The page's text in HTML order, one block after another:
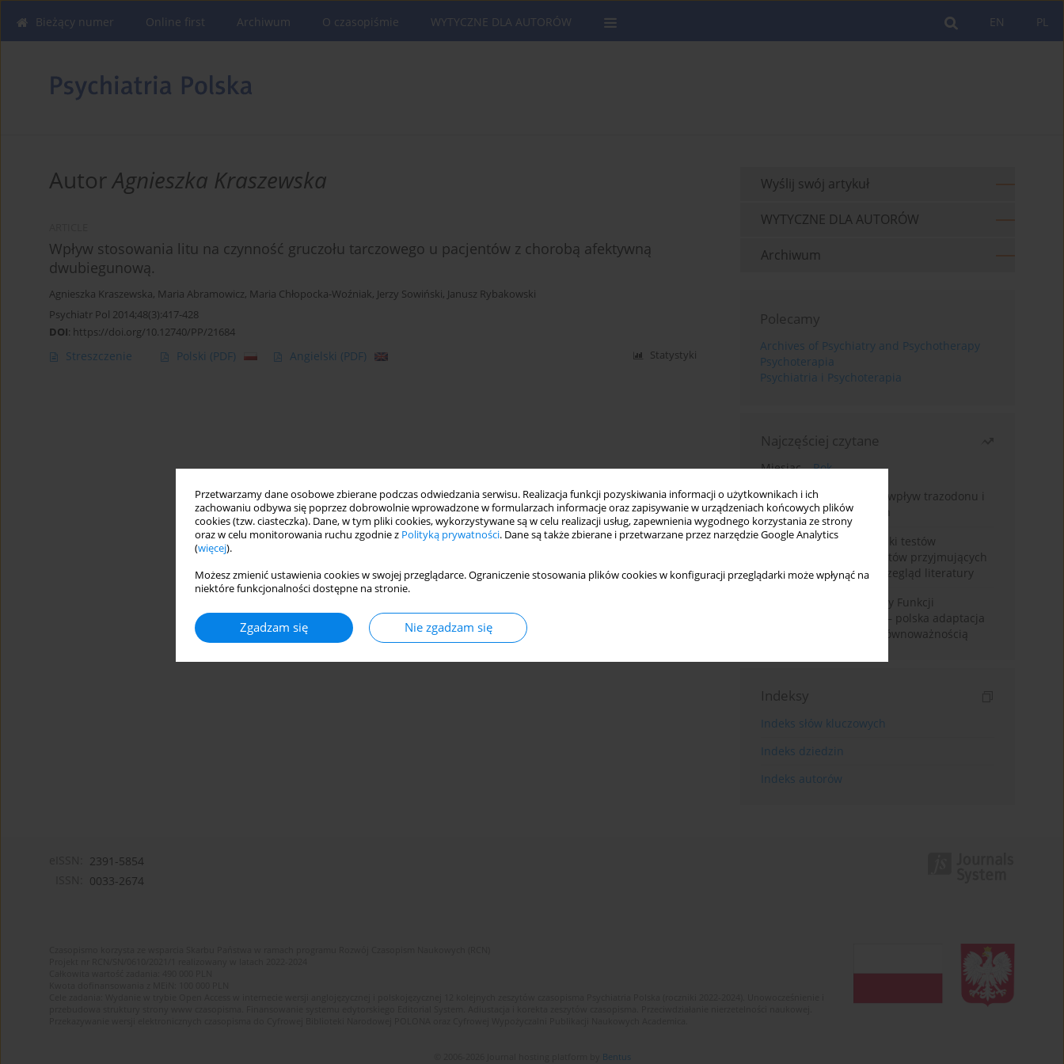
Przetwarzamy dane osobowe zbierane podczas odwiedzania serwisu. Realizacja funkcji pozyskiwania informacji o użytkownikach i ich
zachowaniu odbywa się poprzez dobrowolnie wprowadzone w formularzach informacje oraz zapisywanie w urządzeniach końcowych plików
cookies (tzw. ciasteczka). Dane, w tym pliki cookies, wykorzystywane są w celu realizacji usług, zapewnienia wygodnego korzystania ze strony
oraz w celu monitorowania ruchu zgodnie z Polityką prywatności. Dane są także zbierane i przetwarzane przez narzędzie Google Analytics
(więcej).
Możesz zmienić ustawienia cookies w swojej przeglądarce. Ograniczenie stosowania plików cookies w konfiguracji przeglądarki może wpłynąć na
niektóre funkcjonalności dostępne na stronie.
Zgadzam się Nie zgadzam się
PL
EN
Bieżący numer Online first Archiwum O czasopiśmie WYTYCZNE DLA AUTORÓW
AutorAgnieszka Kraszewska
Wpływ stosowania litu na czynność gruczołu tarczowego u pacjentów z chorobą afektywną
dwubiegunową.
Agnieszka Kraszewska, Maria Abramowicz, Maria Chłopocka-Woźniak, Jerzy Sowiński, Janusz Rybakowski
Psychiatr Pol 2014;48(3):417-428
DOI: https://doi.org/10.12740/PP/21684
Streszczenie Polski (PDF) Angielski (PDF) Statystyki
Wyślij swój artykuł
WYTYCZNE DLA AUTORÓW
Archiwum
Polecamy
Archives of Psychiatry and Psychotherapy
Psychoterapia
Psychiatria i Psychoterapia
Najczęściej czytane
Miesiąc
Rok
Leczenie bezsenności – wpływ trazodonu i
leków nasennych na sen
Fałszywie dodatnie wyniki testów
narkotykowych u pacjentów przyjmujących
leki psychotropowe – przegląd literatury
Montrealska Skala Oceny Funkcji
Poznawczych MoCA 7.2.– polska adaptacja
metody i badania nad równoważnością
Indeksy
Indeks słów kluczowych
Indeks dziedzin
Indeks autorów
2391-5854
0033-2674
Bentus